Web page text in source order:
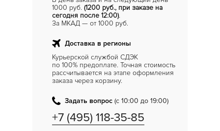
1000 руб. (1200 руб., при заказе на
сегодня после 12:00).
За МКАД — от 1000 руб.
Доставка в регионы
Курьерской службой СДЭК
по 100% предоплате. Точная стоимость
рассчитывается на этапе оформления
заказа через корзину.
Задать вопрос (с 10:00 до 19:00)
+7 (495) 118-35-85